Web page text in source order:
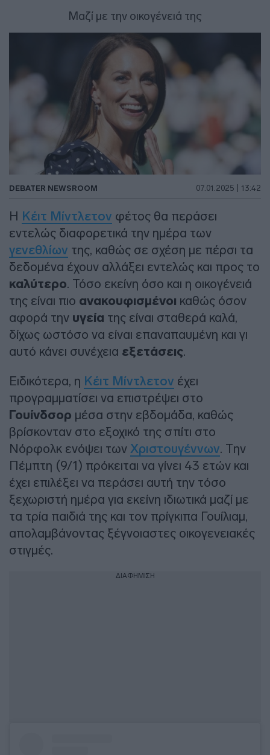
Μαζί με την οικογένειά της
DEBATER NEWSROOM 07.01.2025 | 13:42
Η Κέιτ Μίντλετον φέτος θα περάσει
εντελώς διαφορετικά την ημέρα των
γενεθλίων της, καθώς σε σχέση με πέρσι τα
δεδομένα έχουν αλλάξει εντελώς και προς το
καλύτερο. Τόσο εκείνη όσο και η οικογένειά
της είναι πιο ανακουφισμένοι καθώς όσον
αφορά την υγεία της είναι σταθερά καλά,
δίχως ωστόσο να είναι επαναπαυμένη και γι
αυτό κάνει συνέχεια εξετάσεις.
Ειδικότερα, η Κέιτ Μίντλετον έχει
προγραμματίσει να επιστρέψει στο
Γουίνδσορ μέσα στην εβδομάδα, καθώς
βρίσκονταν στο εξοχικό της σπίτι στο
Νόρφολκ ενόψει των Χριστουγέννων. Την
Πέμπτη (9/1) πρόκειται να γίνει 43 ετών και
έχει επιλέξει να περάσει αυτή την τόσο
ξεχωριστή ημέρα για εκείνη ιδιωτικά μαζί με
τα τρία παιδιά της και τον πρίγκιπα Γουίλιαμ,
απολαμβάνοντας ξέγνοιαστες οικογενειακές
στιγμές.
ΔΙΑΦΗΜΙΣΗ